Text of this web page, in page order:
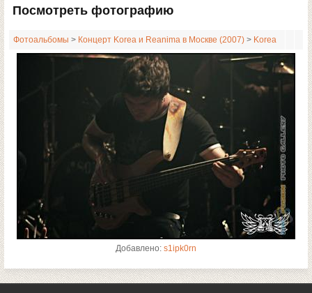
Посмотреть фотографию
Фотоальбомы > Концерт Korea и Reanima в Москве (2007) > Korea
Добавлено: s1ipk0rn